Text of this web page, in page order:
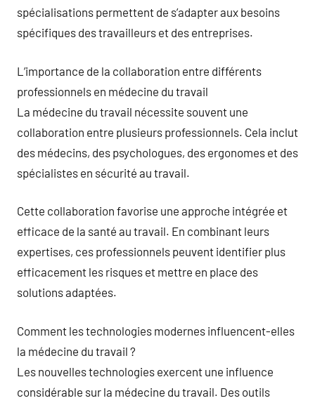
spécialisations permettent de s’adapter aux besoins
spécifiques des travailleurs et des entreprises.
L’importance de la collaboration entre différents
professionnels en médecine du travail
La médecine du travail nécessite souvent une
collaboration entre plusieurs professionnels. Cela inclut
des médecins, des psychologues, des ergonomes et des
spécialistes en sécurité au travail.
Cette collaboration favorise une approche intégrée et
efficace de la santé au travail. En combinant leurs
expertises, ces professionnels peuvent identifier plus
efficacement les risques et mettre en place des
solutions adaptées.
Comment les technologies modernes influencent-elles
la médecine du travail ?
Les nouvelles technologies exercent une influence
considérable sur la médecine du travail. Des outils